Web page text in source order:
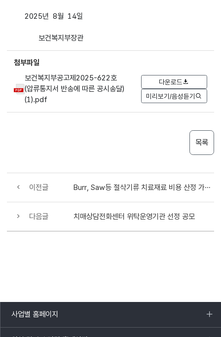
2025년 8월 14일
보건복지부장관
첨부파일
보건복지부공고제2025-622호
(압류통지서 반송에 따른 공시송달)
(1).pdf
다운로드
미리보기/음성듣기
목록
이전글 Burr, Saw등 절삭기류 치료재료 비용 산정 가능 행위 목록
다음글 치매상담전화센터 위탁운영기관 선정 공모
사업별 홈페이지
목록
열기